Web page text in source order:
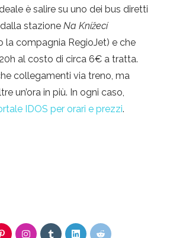
è salire su uno dei bus diretti
stazione Na Knížecí
la compagnia RegioJet) e che
al costo di circa 6€ a tratta.
collegamenti via treno, ma
un’ora in più. In ogni caso,
IDOS per orari e prezzi.